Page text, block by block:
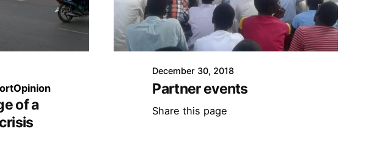
Opinion
of a
December 30, 2018
Partner events
Share this page